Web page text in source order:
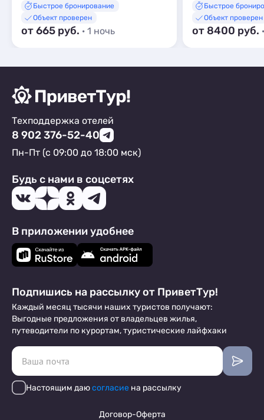
Быстрое бронирование
Объект проверен
от 665 руб. · 1 ночь
Быстрое
Объект проверен
от 8400 руб.
Техподдержка отелей
8 902 376-52-40
Пн-Пт (с 09:00 до 18:00 мск)
Будь с нами в соцсетях
В приложении удобнее
Подпишись на рассылку от ПриветТур!
Каждый месяц тысячи наших туристов получают:
Выгодные предложения от владельцев жилья,
путеводители по курортам, туристические лайфхаки
Настоящим даюсогласие на рассылку
Договор-Оферта